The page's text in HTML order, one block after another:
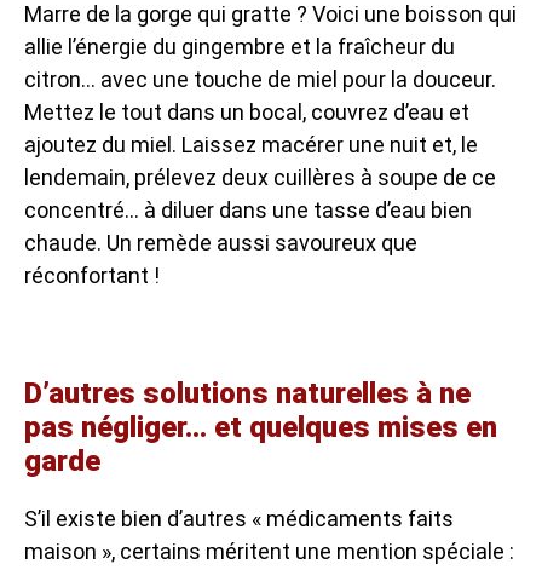
Marre de la gorge qui gratte ? Voici une boisson qui
allie l’énergie du gingembre et la fraîcheur du
citron… avec une touche de miel pour la douceur.
Mettez le tout dans un bocal, couvrez d’eau et
ajoutez du miel. Laissez macérer une nuit et, le
lendemain, prélevez deux cuillères à soupe de ce
concentré… à diluer dans une tasse d’eau bien
chaude. Un remède aussi savoureux que
réconfortant !
D’autres solutions naturelles à ne
pas négliger… et quelques mises en
garde
S’il existe bien d’autres « médicaments faits
maison », certains méritent une mention spéciale :